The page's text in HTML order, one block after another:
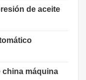
de aceite
china máquina